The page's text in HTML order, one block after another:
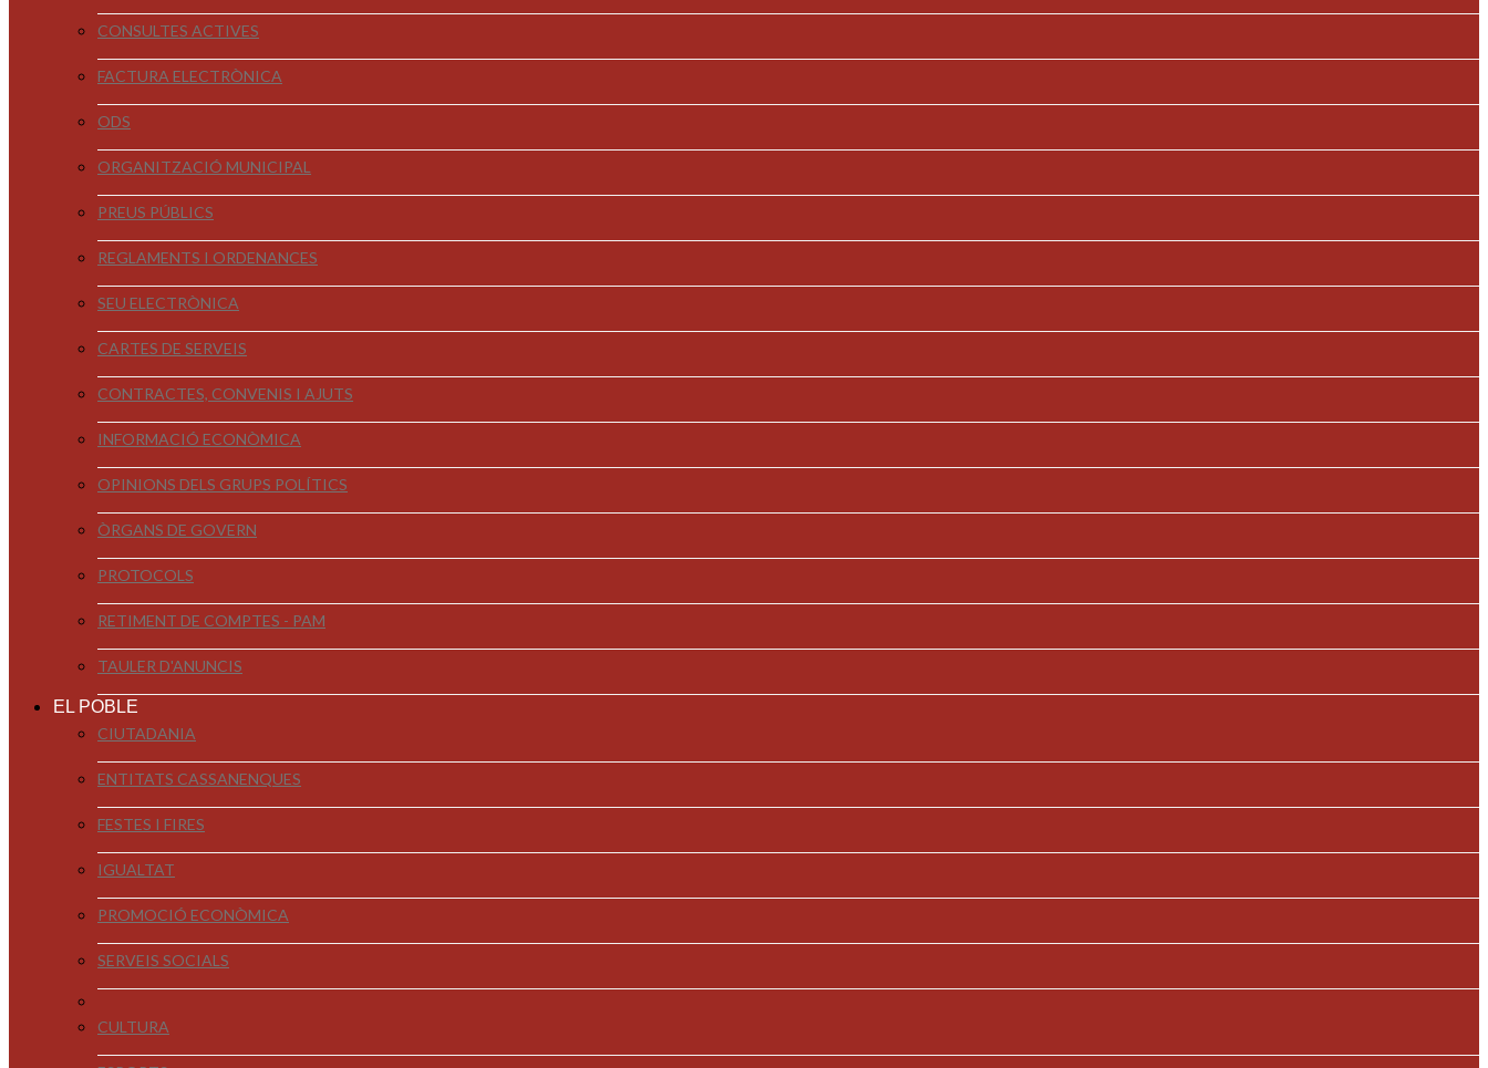
CONSULTES ACTIVES
FACTURA ELECTRÒNICA
ODS
ORGANITZACIÓ MUNICIPAL
PREUS PÚBLICS
REGLAMENTS I ORDENANCES
SEU ELECTRÒNICA
CARTES DE SERVEIS
CONTRACTES, CONVENIS I AJUTS
INFORMACIÓ ECONÒMICA
OPINIONS DELS GRUPS POLÍTICS
ÒRGANS DE GOVERN
PROTOCOLS
RETIMENT DE COMPTES - PAM
TAULER D'ANUNCIS
EL POBLE
CIUTADANIA
ENTITATS CASSANENQUES
FESTES I FIRES
IGUALTAT
PROMOCIÓ ECONÒMICA
SERVEIS SOCIALS
CULTURA